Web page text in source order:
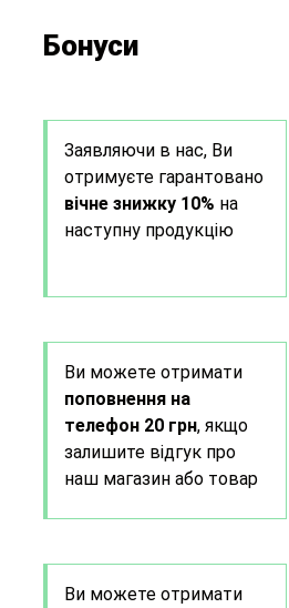
Бонуси
Заявляючи в нас, Ви
отримуєте гарантовано
вічне знижку 10% на
наступну продукцію
Ви можете отримати
поповнення на
телефон 20 грн, якщо
залишите відгук про
наш магазин або товар
Ви можете отримати